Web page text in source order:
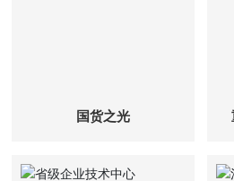
国货之光